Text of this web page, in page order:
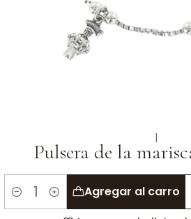
|
Pulsera de la
Cantidad
Agregar al carro